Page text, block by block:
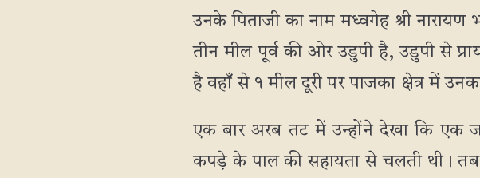
उनके पिताजी का नाम मध्वगेह श्री
तीन मील पूर्व की ओर उडुपी है, उडुपी से
है वहाँ से १ मील दूरी पर पाजका क्षेत्र में
एक बार अरब तट में उन्होंने देखा कि एक
कपड़े के पाल की सहायता से चलती थी। तब